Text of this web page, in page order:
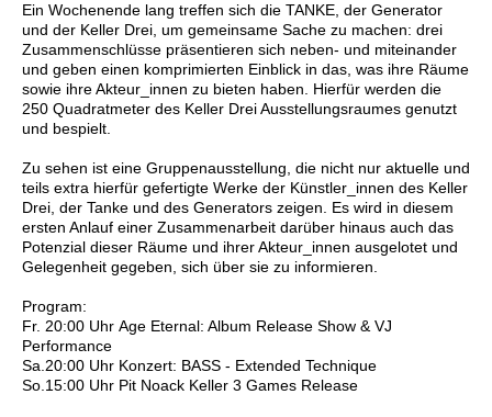
Ein Wochenende lang treffen sich die TANKE, der Generator
und der Keller Drei, um gemeinsame Sache zu machen: drei
Zusammenschlüsse präsentieren sich neben- und miteinander
und geben einen komprimierten Einblick in das, was ihre Räume
sowie ihre Akteur_innen zu bieten haben. Hierfür werden die
250 Quadratmeter des Keller Drei Ausstellungsraumes genutzt
und bespielt.
Zu sehen ist eine Gruppenausstellung, die nicht nur aktuelle und
teils extra hierfür gefertigte Werke der Künstler_innen des Keller
Drei, der Tanke und des Generators zeigen. Es wird in diesem
ersten Anlauf einer Zusammenarbeit darüber hinaus auch das
Potenzial dieser Räume und ihrer Akteur_innen ausgelotet und
Gelegenheit gegeben, sich über sie zu informieren.
Program:
Fr. 20:00 Uhr Age Eternal: Album Release Show & VJ
Performance
Sa.20:00 Uhr Konzert: BASS - Extended Technique
So.15:00 Uhr Pit Noack Keller 3 Games Release